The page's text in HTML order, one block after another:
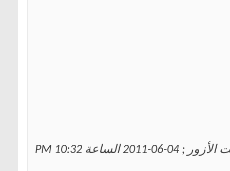
2011 الساعة 10:32 PM